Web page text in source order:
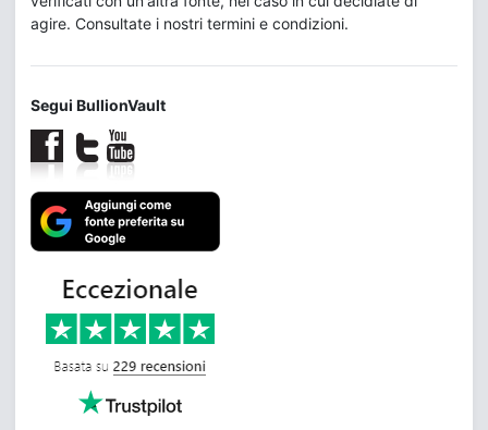
agire. Consultate i nostri termini e condizioni.
Segui BullionVault